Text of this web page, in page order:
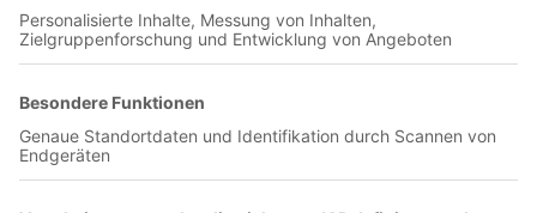
BSC, Kurvenhilfe Leverkusen, Fankultur